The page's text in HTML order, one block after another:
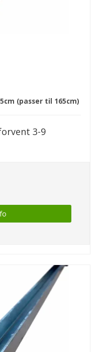
(passer til 165cm)
3-9